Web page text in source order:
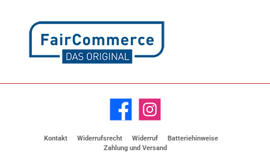
Facebook Instagram
Kontakt Widerrufsrecht Widerruf
Batteriehinweise
Zahlung und Versand